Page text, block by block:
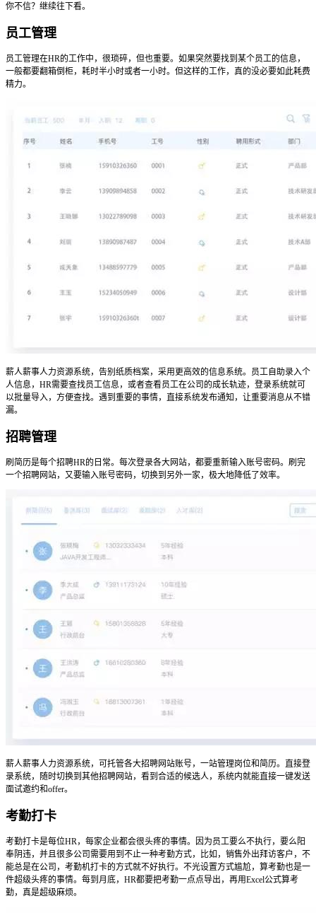
你不信？继续往下看。
员工管理
员工管理在HR的工作中，很琐碎，但也重要。如果突然要找到某个员工的信息，
一般都要翻箱倒柜，耗时半小时或者一小时。但这样的工作，真的没必要如此耗费
精力。
薪人薪事人力资源系统，告别纸质档案，采用更高效的信息系统。员工自助录入个
人信息，HR需要查找员工信息，或者查看员工在公司的成长轨迹，登录系统就可
以批量导入，方便查找。遇到重要的事情，直接系统发布通知，让重要消息从不错
漏。
招聘管理
刷简历是每个招聘HR的日常。每次登录各大网站，都要重新输入账号密码。刷完
一个招聘网站，又要输入账号密码，切换到另外一家，极大地降低了效率。
薪人薪事人力资源系统，可托管各大招聘网站账号，一站管理岗位和简历。直接登
录系统，随时切换到其他招聘网站，看到合适的候选人，系统内就能直接一键发送
面试邀约和offer。
考勤打卡
考勤打卡是每位HR，每家企业都会很头疼的事情。因为员工要么不执行，要么阳
奉阴违，并且很多公司需要用到不止一种考勤方式，比如，销售外出拜访客户，不
能总是在公司，考勤机打卡的方式就不好执行。不光设置方式尴尬，算考勤也是一
件超级头疼的事情。每到月底，HR都要把考勤一点点导出，再用Excel公式算考
勤，真是超级麻烦。